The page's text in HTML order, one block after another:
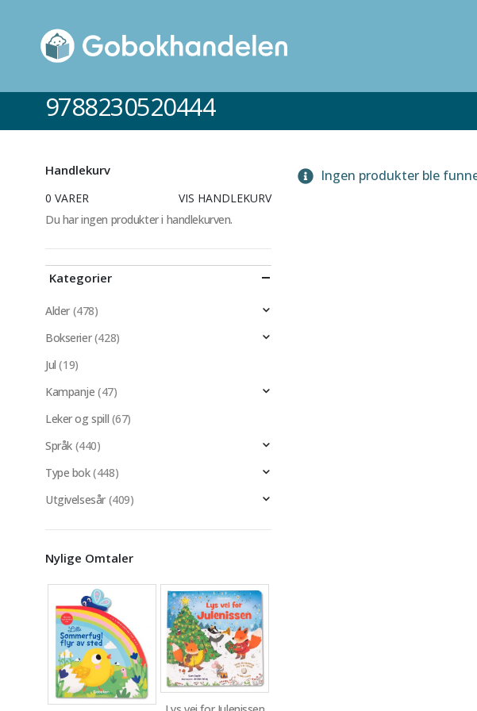
9788230520444
Ingen produkter ble
Handlekurv
0 VARER
VIS HANDLEKURV
Du har ingen produkter i handlekurven.
Kategorier
Alder (478)
Bokserier(428)
Jul (19)
Kampanje (47)
Leker og spill (67)
Språk (440)
Type bok(448)
Utgivelsesår (409)
Nylige Omtaler